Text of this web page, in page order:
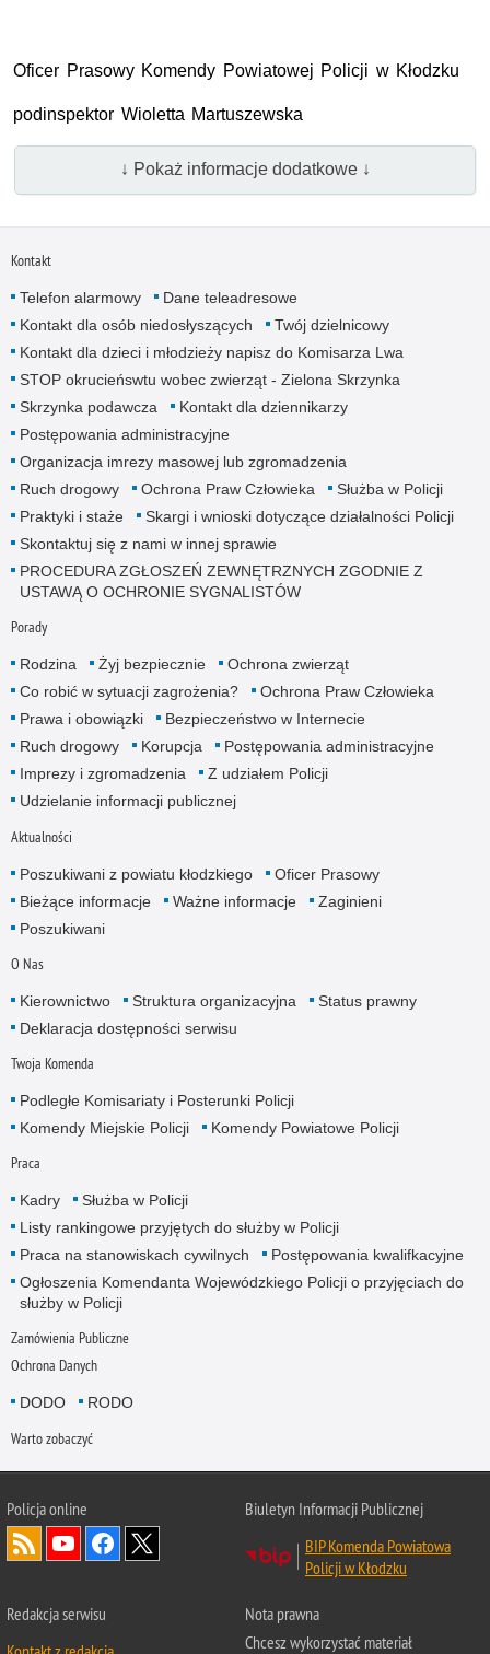
Oficer Prasowy Komendy Powiatowej Policji w Kłodzku
podinspektor Wioletta Martuszewska
↓ Pokaż informacje dodatkowe ↓
Kontakt
Telefon alarmowy
Dane teleadresowe
Kontakt dla osób niedosłyszących
Twój dzielnicowy
Kontakt dla dzieci i młodzieży napisz do Komisarza Lwa
STOP okrucieńswtu wobec zwierząt - Zielona Skrzynka
Skrzynka podawcza
Kontakt dla dziennikarzy
Postępowania administracyjne
Organizacja imrezy masowej lub zgromadzenia
Ruch drogowy
Ochrona Praw Człowieka
Służba w Policji
Praktyki i staże
Skargi i wnioski dotyczące działalności Policji
Skontaktuj się z nami w innej sprawie
PROCEDURA ZGŁOSZEŃ ZEWNĘTRZNYCH ZGODNIE Z
USTAWĄ O OCHRONIE SYGNALISTÓW
Porady
Rodzina Żyj bezpiecznie
Ochrona zwierząt
Co robić w sytuacji zagrożenia?
Ochrona Praw Człowieka
Prawa i obowiązki
Bezpieczeństwo w Internecie
Ruch drogowy
Korupcja
Postępowania administracyjne
Imprezy i zgromadzenia
Z udziałem Policji
Udzielanie informacji publicznej
Aktualności
Poszukiwani z powiatu kłodzkiego
Oficer Prasowy
Bieżące informacje
Ważne informacje
Zaginieni
Poszukiwani
O Nas
Kierownictwo Struktura organizacyjna
Status prawny
Deklaracja dostępności serwisu
Twoja Komenda
Podległe Komisariaty i Posterunki Policji
Komendy Miejskie Policji
Komendy Powiatowe Policji
Praca
Kadry
Służba w Policji
Listy rankingowe przyjętych do służby w Policji
Praca na stanowiskach cywilnych
Postępowania kwalifkacyjne
Ogłoszenia Komendanta Wojewódzkiego Policji o przyjęciach do
służby w Policji
Zamówienia Publiczne
Ochrona Danych
DODO RODO
Warto zobaczyć
Policjaonline
Biuletyn Informacji Publicznej
BIP Komenda Powiatowa
Policji w Kłodzku
Redakcja serwisu
Nota prawna
Chcesz wykorzystać materiał